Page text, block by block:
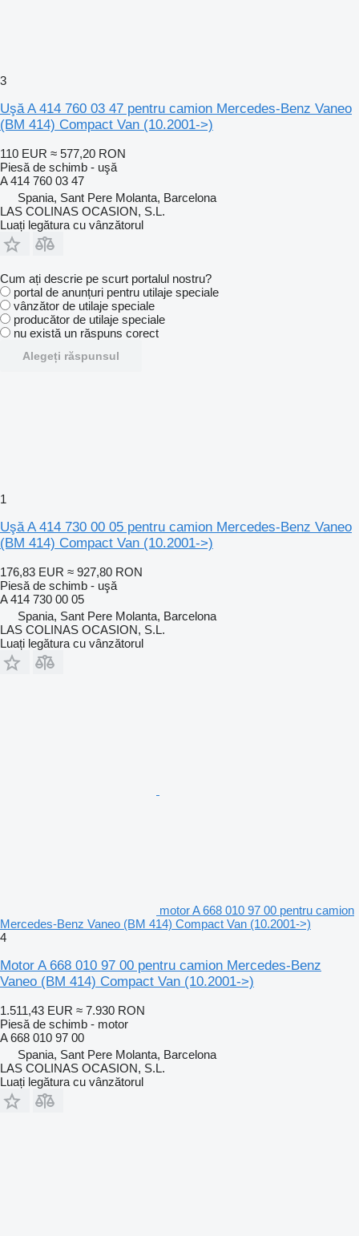
3
Uşă A 414 760 03 47 pentru camion Mercedes-Benz Vaneo
(BM 414) Compact Van (10.2001->)
110 EUR ≈ 577,20 RON
Piesă de schimb - uşă
A 414 760 03 47
Spania, Sant Pere Molanta, Barcelona
LAS COLINAS OCASION, S.L.
Luați legătura cu vânzătorul
Cum ați descrie pe scurt portalul nostru?
portal de anunțuri pentru utilaje speciale
vânzător de utilaje speciale
producător de utilaje speciale
nu există un răspuns corect
Alegeți răspunsul
1
Uşă A 414 730 00 05 pentru camion Mercedes-Benz Vaneo
(BM 414) Compact Van (10.2001->)
176,83 EUR ≈ 927,80 RON
Piesă de schimb - uşă
A 414 730 00 05
Spania, Sant Pere Molanta, Barcelona
LAS COLINAS OCASION, S.L.
Luați legătura cu vânzătorul
motor A 668 010 97 00 pentru camion
Mercedes-Benz Vaneo (BM 414) Compact Van (10.2001->)
4
Motor A 668 010 97 00 pentru camion Mercedes-Benz
Vaneo (BM 414) Compact Van (10.2001->)
1.511,43 EUR ≈ 7.930 RON
Piesă de schimb - motor
A 668 010 97 00
Spania, Sant Pere Molanta, Barcelona
LAS COLINAS OCASION, S.L.
Luați legătura cu vânzătorul